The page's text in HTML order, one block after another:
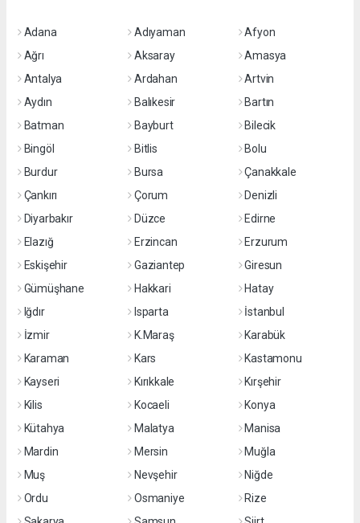
Adana Adıyaman
Afyon
Ağrı
Aksaray
Amasya
Antalya
Ardahan
Artvin
Aydın
Balıkesir
Bartın
Batman
Bayburt
Bilecik
Bingöl
Bitlis
Bolu
Burdur
Bursa
Çanakkale
Çankırı
Çorum
Denizli
Diyarbakır
Düzce
Edirne
Elazığ
Erzincan
Erzurum
Eskişehir
Gaziantep
Giresun
Gümüşhane
Hakkari
Hatay
Iğdır
Isparta
İstanbul
İzmir
K.Maraş
Karabük
Karaman
Kars
Kastamonu
Kayseri
Kırıkkale
Kırşehir
Kilis
Kocaeli
Konya
Kütahya
Malatya
Manisa
Mardin
Mersin
Muğla
Muş
Nevşehir
Niğde
Ordu
Osmaniye
Rize